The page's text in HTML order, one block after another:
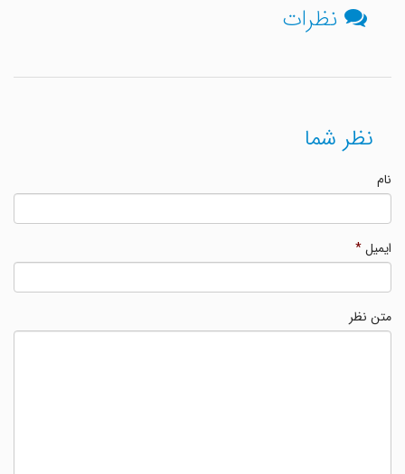
نظرات
نظر شما
ایمیل*
متن نظر